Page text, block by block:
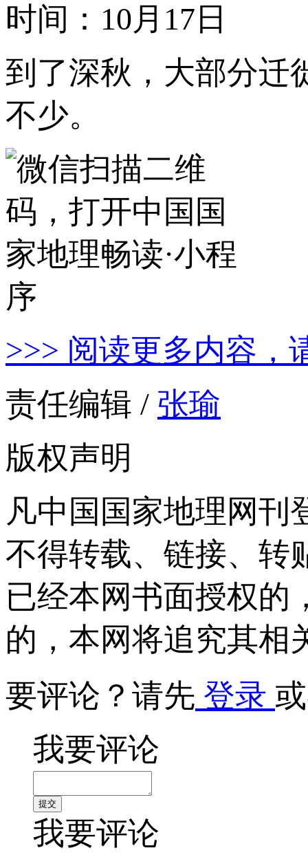
时间：10月17日
到了深秋，大部分迁
不少。
>>> 阅读更多内容，
责任编辑 / 张瑜
版权声明
凡中国国家地理网刊
不得转载、链接、转
已经本网书面授权的
的，本网将追究其相
要评论？请先 登录
我要评论
我要评论